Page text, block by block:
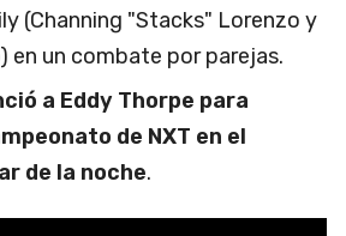
(Channing "Stacks" Lorenzo y
en un combate por parejas.
a Eddy Thorpe para
de NXT en el
de la noche.